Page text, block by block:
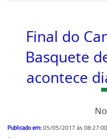
Final do
Basquete
acontece
Publicado em:05/05/2017 ás 08:27:00